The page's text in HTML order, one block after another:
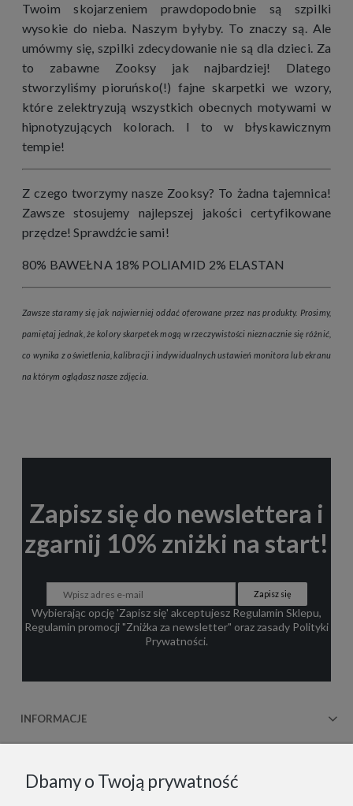
Twoim skojarzeniem prawdopodobnie są szpilki
wysokie do nieba. Naszym byłyby. To znaczy są. Ale
umówmy się, szpilki zdecydowanie nie są dla dzieci. Za
to zabawne Zooksy jak najbardziej! Dlatego
stworzyliśmy pioruńsko(!) fajne skarpetki we wzory,
które zelektryzują wszystkich obecnych motywami w
hipnotyzujących kolorach. I to w błyskawicznym
tempie!
Z czego tworzymy nasze Zooksy? To żadna tajemnica!
Zawsze stosujemy najlepszej jakości certyfikowane
przędze! Sprawdźcie sami!
80% BAWEŁNA 18% POLIAMID 2% ELASTAN
Zawsze staramy się jak najwierniej oddać oferowane przez nas produkty. Prosimy,
pamiętaj jednak, że kolory skarpetek mogą w rzeczywistości nieznacznie się różnić,
co wynika z oświetlenia, kalibracji i indywidualnych ustawień monitora lub ekranu
na którym oglądasz nasze zdjęcia.
Zapisz się do newslettera i
zgarnij 10% zniżki na start!
Zapisz się
Wybierając opcję 'Zapisz się' akceptujesz Regulamin Sklepu,
Regulamin promocji "Zniżka za newsletter" oraz zasady Polityki
Prywatności.
INFORMACJE
Dbamy o Twoją prywatność